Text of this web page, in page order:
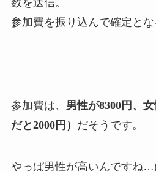
数を送信。
参加費を振り込んで確定とな
参加費は、 男性が8300円、
だと2000円） だそうです。
やっぱ男性が高いんですね